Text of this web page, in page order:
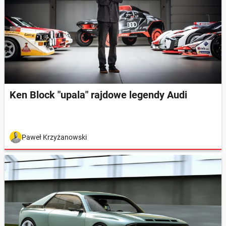
Ken Block "upala" rajdowe legendy Audi
Paweł Krzyżanowski